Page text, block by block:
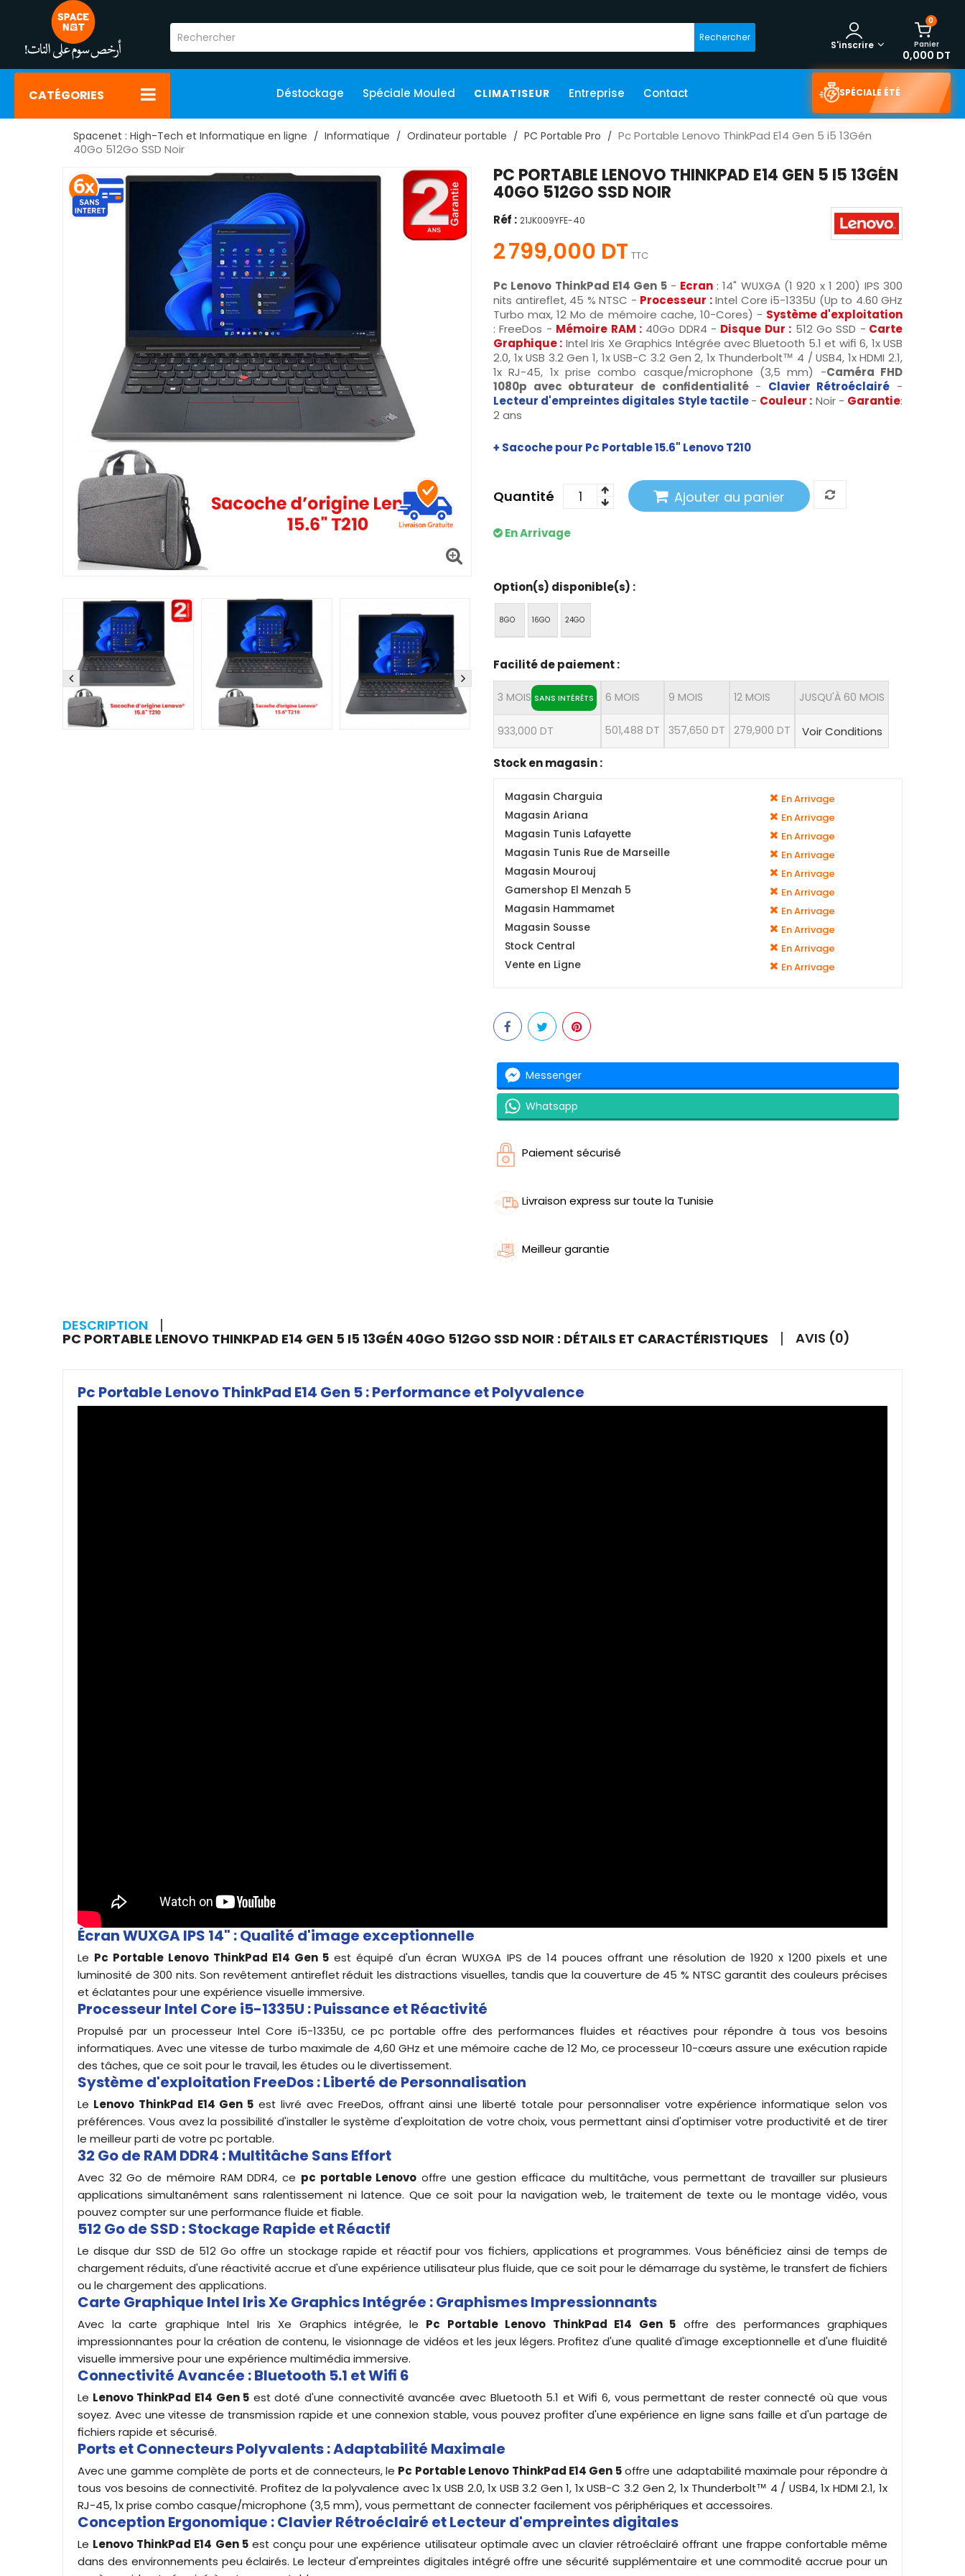
Rechercher
0
Panier
0,000 DT
S'inscrire
CATÉGORIES Déstockage Spéciale Mouled CLIMATISEUR Entreprise Contact SPÉCIALE ÉTÉ
Spacenet : High-Tech et Informatique en ligne Informatique Ordinateur portable PC Portable Pro
Pc Portable Lenovo ThinkPad E14 Gen 5 i5 13Gén
40Go 512Go SSD Noir
PC PORTABLE LENOVO THINKPAD E14 GEN 5 I5 13GÉN
40GO 512GO SSD NOIR
Réf : 21JK009YFE-40
2 799,000 DT TTC
Pc Lenovo ThinkPad E14 Gen 5- Ecran :14" WUXGA (1 920 x 1 200) IPS 300
nits antireflet, 45 % NTSC - Processeur :Intel Core i5-1335U (Up to 4.60 GHz
Turbo max, 12 Mo de mémoire cache, 10-Cores) - Système d'exploitation
: FreeDos - Mémoire RAM :40Go DDR4 - Disque Dur : 512 Go SSD - Carte
Graphique : Intel Iris Xe Graphics Intégrée avec Bluetooth 5.1 et wifi 6, 1x USB
2.0, 1x USB 3.2 Gen 1, 1x USB-C 3.2 Gen 2, 1x Thunderbolt™ 4 / USB4, 1x HDMI 2.1,
1x RJ-45, 1x prise combo casque/microphone (3,5 mm) -Caméra FHD
1080p avec obturateur de confidentialité- Clavier Rétroéclairé -
Lecteur d'empreintes digitales Style tactile- Couleur : Noir - Garantie:
2 ans
+ Sacoche pour Pc Portable 15.6" Lenovo T210
Quantité Ajouter au panier
En Arrivage
Option(s) disponible(s) :
8GO 16GO 24GO
Facilité de paiement :
3 MOIS SANS INTÉRÊTS
933,000 DT
6 MOIS
501,488 DT
9 MOIS
357,650 DT
12 MOIS
279,900 DT
JUSQU'À 60 MOIS
Voir Conditions
Stock en magasin :
Magasin Charguia En Arrivage
Magasin Ariana En Arrivage
Magasin Tunis Lafayette En Arrivage
Magasin Tunis Rue de Marseille En Arrivage
Magasin Mourouj En Arrivage
Gamershop El Menzah 5 En Arrivage
Magasin Hammamet En Arrivage
Magasin Sousse En Arrivage
Stock Central En Arrivage
Vente en Ligne En Arrivage
Messenger
Whatsapp
Paiement sécurisé
Livraison express sur toute la Tunisie
Meilleur garantie
DESCRIPTION
PC PORTABLE LENOVO THINKPAD E14 GEN 5 I5 13GÉN 40GO 512GO SSD NOIR : DÉTAILS ET CARACTÉRISTIQUES AVIS (0)
Pc Portable Lenovo ThinkPad E14 Gen 5 : Performance et Polyvalence
Écran WUXGA IPS 14" : Qualité d'image exceptionnelle
Le Pc Portable Lenovo ThinkPad E14 Gen 5 est équipé d'un écran WUXGA IPS de 14 pouces offrant une résolution de 1920 x 1200 pixels et une
luminosité de 300 nits. Son revêtement antireflet réduit les distractions visuelles, tandis que la couverture de 45 % NTSC garantit des couleurs précises
et éclatantes pour une expérience visuelle immersive.
Processeur Intel Core i5-1335U : Puissance et Réactivité
Propulsé par un processeur Intel Core i5-1335U, ce pc portable offre des performances fluides et réactives pour répondre à tous vos besoins
informatiques. Avec une vitesse de turbo maximale de 4,60 GHz et une mémoire cache de 12 Mo, ce processeur 10-cœurs assure une exécution rapide
des tâches, que ce soit pour le travail, les études ou le divertissement.
Système d'exploitation FreeDos : Liberté de Personnalisation
Le Lenovo ThinkPad E14 Gen 5 est livré avec FreeDos, offrant ainsi une liberté totale pour personnaliser votre expérience informatique selon vos
préférences. Vous avez la possibilité d'installer le système d'exploitation de votre choix, vous permettant ainsi d'optimiser votre productivité et de tirer
le meilleur parti de votre pc portable.
32 Go de RAM DDR4 : Multitâche Sans Effort
Avec 32 Go de mémoire RAM DDR4, ce pc portable Lenovo offre une gestion efficace du multitâche, vous permettant de travailler sur plusieurs
applications simultanément sans ralentissement ni latence. Que ce soit pour la navigation web, le traitement de texte ou le montage vidéo, vous
pouvez compter sur une performance fluide et fiable.
512 Go de SSD : Stockage Rapide et Réactif
Le disque dur SSD de 512 Go offre un stockage rapide et réactif pour vos fichiers, applications et programmes. Vous bénéficiez ainsi de temps de
chargement réduits, d'une réactivité accrue et d'une expérience utilisateur plus fluide, que ce soit pour le démarrage du système, le transfert de fichiers
ou le chargement des applications.
Carte Graphique Intel Iris Xe Graphics Intégrée : Graphismes Impressionnants
Avec la carte graphique Intel Iris Xe Graphics intégrée, le Pc Portable Lenovo ThinkPad E14 Gen 5 offre des performances graphiques
impressionnantes pour la création de contenu, le visionnage de vidéos et les jeux légers. Profitez d'une qualité d'image exceptionnelle et d'une fluidité
visuelle immersive pour une expérience multimédia immersive.
Connectivité Avancée : Bluetooth 5.1 et Wifi 6
Le Lenovo ThinkPad E14 Gen 5 est doté d'une connectivité avancée avec Bluetooth 5.1 et Wifi 6, vous permettant de rester connecté où que vous
soyez. Avec une vitesse de transmission rapide et une connexion stable, vous pouvez profiter d'une expérience en ligne sans faille et d'un partage de
fichiers rapide et sécurisé.
Ports et Connecteurs Polyvalents : Adaptabilité Maximale
Avec une gamme complète de ports et de connecteurs, le Pc Portable Lenovo ThinkPad E14 Gen 5offre une adaptabilité maximale pour répondre à
tous vos besoins de connectivité. Profitez de la polyvalence avec 1x USB 2.0, 1x USB 3.2 Gen 1, 1x USB-C 3.2 Gen 2, 1x Thunderbolt™ 4 / USB4, 1x HDMI 2.1, 1x
RJ-45, 1x prise combo casque/microphone (3,5 mm), vous permettant de connecter facilement vos périphériques et accessoires.
Conception Ergonomique : Clavier Rétroéclairé et Lecteur d'empreintes digitales
Le Lenovo ThinkPad E14 Gen 5est conçu pour une expérience utilisateur optimale avec un clavier rétroéclairé offrant une frappe confortable même
dans des environnements peu éclairés. Le lecteur d'empreintes digitales intégré offre une sécurité supplémentaire et une commodité accrue pour un